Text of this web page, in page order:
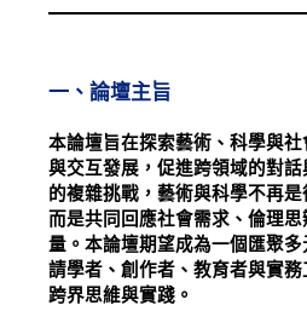
一、論壇主旨
本論壇旨在探索藝術、科學與
與交互發展，促進跨領域的對
的複雜挑戰，藝術與科學不再是
而是共同回應社會需求、倫理
量。本論壇期望成為一個匯聚
請學者、創作者、教育者與實
跨界思維與實踐。